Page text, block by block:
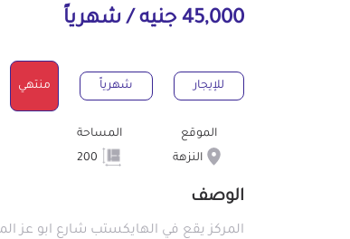
45,000 جنيه / شهرياً
للإيجار شهرياً منتهي
الموقع
النزهة
المساحة
الوصف